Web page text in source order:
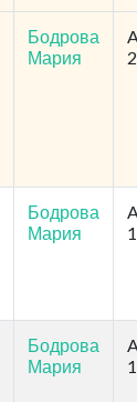
Бодрова
Мария
Бодрова
Мария
Бодрова
Мария
1